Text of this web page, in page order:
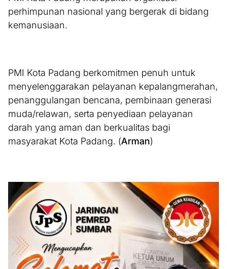
perhimpunan nasional yang bergerak di bidang
kemanusiaan.
PMI Kota Padang berkomitmen penuh untuk
menyelenggarakan pelayanan kepalangmerahan,
penanggulangan bencana, pembinaan generasi
muda/relawan, serta penyediaan pelayanan
darah yang aman dan berkualitas bagi
masyarakat Kota Padang. (Arman)